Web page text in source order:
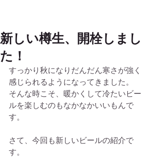
新しい樽生、開栓しまし
た！
すっかり秋になりだんだん寒さが強く
感じられるようになってきました。
そんな時こそ、暖かくして冷たいビー
ルを楽しむのもなかなかいいもんで
す。
さて、今回も新しいビールの紹介で
す。